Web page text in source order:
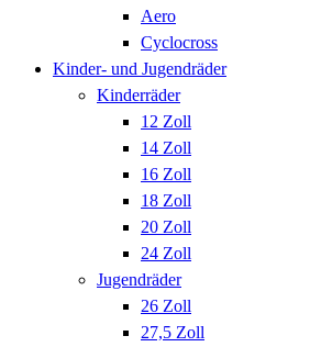
Aero
Cyclocross
Kinder- und Jugendräder
Kinderräder
12 Zoll
14 Zoll
16 Zoll
18 Zoll
20 Zoll
24 Zoll
Jugendräder
26 Zoll
27,5 Zoll